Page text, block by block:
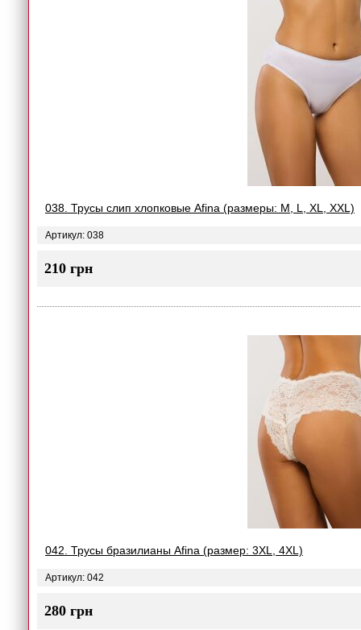
038. Трусы слип хлопковые Afina (размеры: M, L, XL, XXL)
Артикул: 038
210 грн
042. Трусы бразилианы Afina (размер: 3XL, 4XL)
Артикул: 042
280 грн